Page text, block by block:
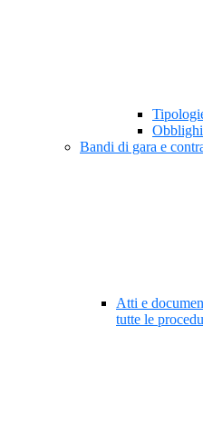
Bandi di gara e
Atti e
tutte le